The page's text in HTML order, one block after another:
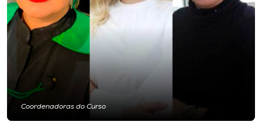
Coordenadoras do Curso